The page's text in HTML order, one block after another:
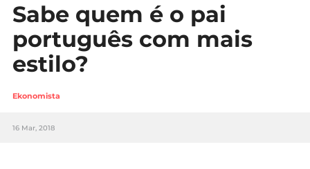
Carreira
Casa
Lifestyle
Sociedade
Sabe quem é o pai
português com mais
estilo?
Ekonomista
16 Mar, 2018